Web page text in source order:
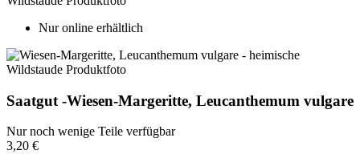
Nur online erhältlich
Saatgut -Wiesen-Margeritte, Leucanthemum vulgare
Nur noch wenige Teile verfügbar
3,20 €